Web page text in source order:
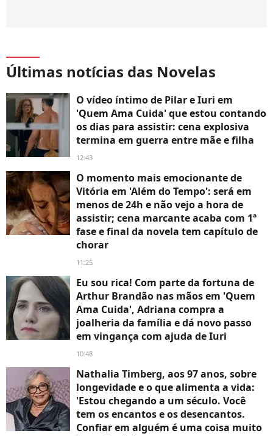
Últimas notícias das Novelas
O vídeo íntimo de Pilar e Iuri em
'Quem Ama Cuida' que estou contando
os dias para assistir: cena explosiva
termina em guerra entre mãe e filha
12:43
O momento mais emocionante de
Vitória em 'Além do Tempo': será em
menos de 24h e não vejo a hora de
assistir; cena marcante acaba com 1ª
fase e final da novela tem capítulo de
chorar
11:25
Eu sou rica! Com parte da fortuna de
Arthur Brandão nas mãos em 'Quem
Ama Cuida', Adriana compra a
joalheria da família e dá novo passo
em vingança com ajuda de Iuri
10:48
Nathalia Timberg, aos 97 anos, sobre
longevidade e o que alimenta a vida:
'Estou chegando a um século. Você
tem os encantos e os desencantos.
Confiar em alguém é uma coisa muito